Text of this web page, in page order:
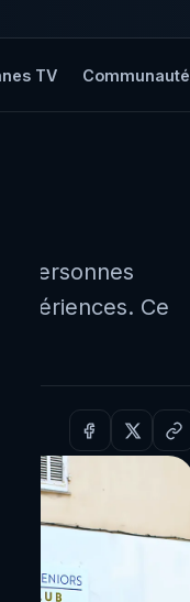
TV Communauté
personnes
Ce